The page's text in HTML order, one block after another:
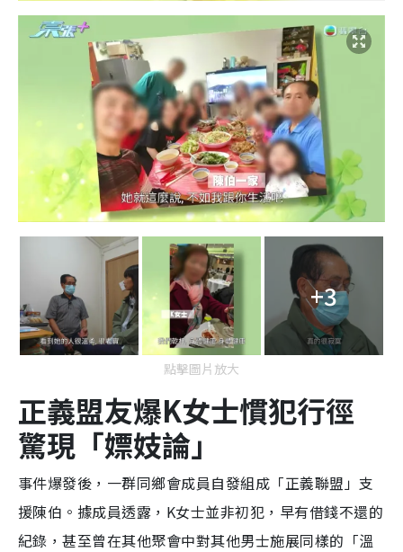
+3
點擊圖片放大
正義盟友爆K女士慣犯行徑
驚現「嫖妓論」
事件爆發後，一群同鄉會成員自發組成「正義聯盟」支
援陳伯。據成員透露，K女士並非初犯，早有借錢不還的
紀錄，甚至曾在其他聚會中對其他男士施展同樣的「溫